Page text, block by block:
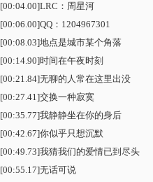
[00:04.00]LRC：周星河
[00:06.00]QQ：1204967301
[00:08.03]地点是城市某个角落
[00:14.90]时间在午夜时刻
[00:21.84]无聊的人常在这里出没
[00:27.41]交换一种寂寞
[00:35.77]我静静坐在你的身后
[00:42.67]你似乎只想沉默
[00:49.73]我猜我们的爱情已到尽头
[00:55.17]无话可说